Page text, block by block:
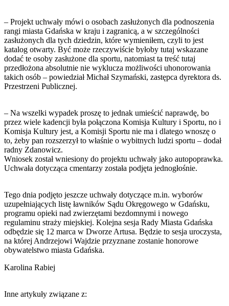
– Projekt uchwały mówi o osobach zasłużonych dla podnoszenia
rangi miasta Gdańska w kraju i zagranicą, a w szczególności
zasłużonych dla tych dziedzin, które wymieniłem, czyli to jest
katalog otwarty. Być może rzeczywiście byłoby tutaj wskazane
dodać te osoby zasłużone dla sportu, natomiast ta treść tutaj
przedłożona absolutnie nie wyklucza możliwości uhonorowania
takich osób – powiedział Michał Szymański, zastępca dyrektora ds.
Przestrzeni Publicznej.
– Na wszelki wypadek proszę to jednak umieścić naprawdę, bo
przez wiele kadencji była połączona Komisja Kultury i Sportu, no i
Komisja Kultury jest, a Komisji Sportu nie ma i dlatego wnoszę o
to, żeby pan rozszerzył to właśnie o wybitnych ludzi sportu – dodał
radny Zdanowicz.
Wniosek został wniesiony do projektu uchwały jako autopoprawka.
Uchwała dotycząca cmentarzy została podjęta jednogłośnie.
Tego dnia podjęto jeszcze uchwały dotyczące m.in. wyborów
uzupełniających listę ławników Sądu Okręgowego w Gdańsku,
programu opieki nad zwierzętami bezdomnymi i nowego
regulaminu straży miejskiej. Kolejna sesja Rady Miasta Gdańska
odbędzie się 12 marca w Dworze Artusa. Będzie to sesja uroczysta,
na której Andrzejowi Wajdzie przyznane zostanie honorowe
obywatelstwo miasta Gdańska.
Karolina Rabiej
Inne artykuły związane z: